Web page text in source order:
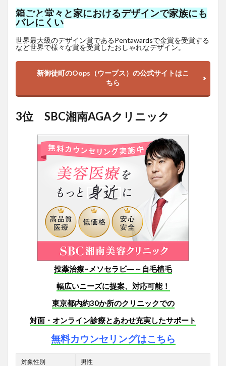
箱ごと堂々と家におけるデザインで家族にも
バレにくい
世界最大級のデザイン賞であるPentawardsで金賞を受賞する
など世界で様々な賞を受賞したおしゃれなデザイン。
新御徒町のOops（ウープス）の公式サイトはこ
ちら
3位 SBC湘南AGAクリニック
投薬治療~メソセラピ―～自毛植毛
幅広いニーズに提案、対応可能！
東京都内約30か所のクリニックでの
対面・オンライン診療とあわせ充実したサポート
無料カウンセリングはこちら
対象性別 男性